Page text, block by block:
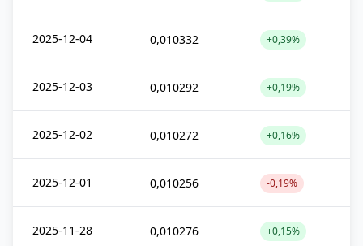
2025-12-04 0,010332 +0,39%
2025-12-03 0,010292 +0,19%
2025-12-02 0,010272 +0,16%
2025-12-01 0,010256 -0,19%
2025-11-28 0,010276 +0,15%